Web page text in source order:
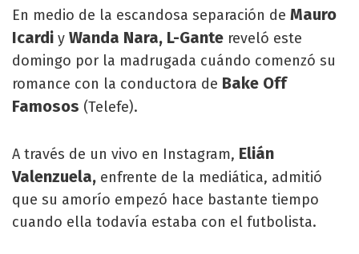
En medio de la escandosa separación de Mauro
Icardi y Wanda Nara, L-Gante reveló este
domingo por la madrugada cuándo comenzó su
romance con la conductora de Bake Off
Famosos (Telefe).
A través de un vivo en Instagram, Elián
Valenzuela, enfrente de la mediática, admitió
que su amorío empezó hace bastante tiempo
cuando ella todavía estaba con el futbolista.